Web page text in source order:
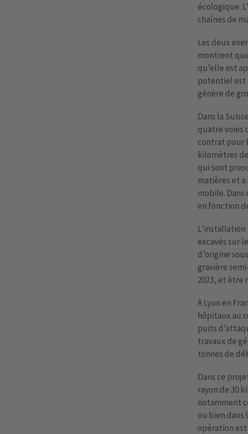
écologique.
chaînes de
Les deux
montrent
qu’elle est
potentiel est
génère de
Dans la
quatre voies
contrat pour
kilomètres
qui sont
matières et
mobile.
en fonction
excavés sur
d’origine
gravière
2023, et être
À Lyon en
hôpitaux au
puits
travaux de
tonnes de
Dans ce
rayon de 30
notamment
ou bien dans
opération